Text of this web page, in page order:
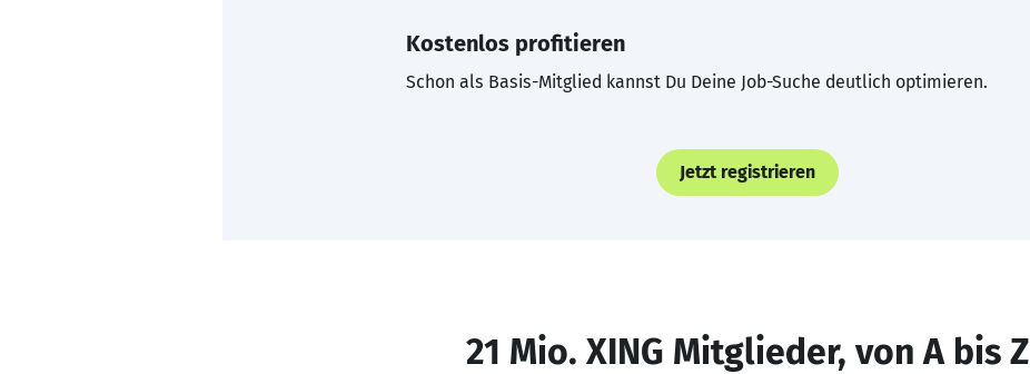
Kostenlos profitieren
Schon als Basis-Mitglied kannst Du Deine Job-Suche deutlich optimieren.
Jetzt registrieren
21 Mio. XING Mitglieder, von A bis Z